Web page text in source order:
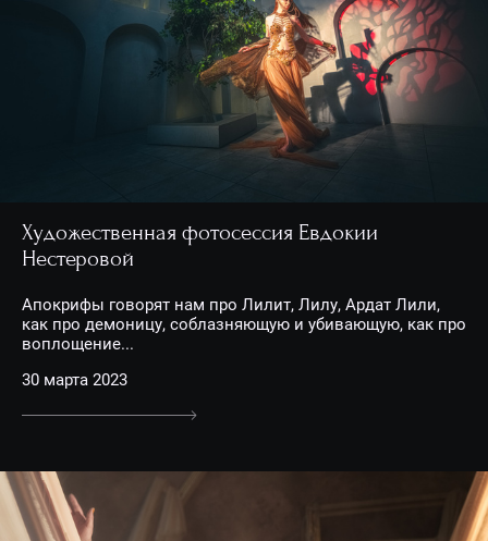
Художественная фотосессия Евдокии
Нестеровой
Апокрифы говорят нам про Лилит, Лилу, Ардат Лили,
как про демоницу, соблазняющую и убивающую, как про
воплощение...
30 марта 2023